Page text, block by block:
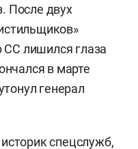
После двух
лишился глаза
в марте
генерал
спецслужб,